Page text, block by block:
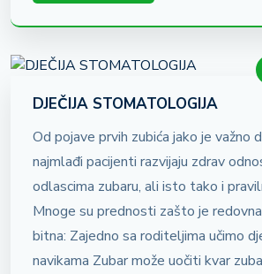
DJEČIJA STOMATOLOGIJA
Od pojave prvih zubića jako je važno
najmlađi pacijenti razvijaju zdrav
odlascima zubaru, ali isto tako i
Mnoge su prednosti zašto je
bitna: Zajedno sa roditeljima učimo
navikama Zubar može uočiti kvar